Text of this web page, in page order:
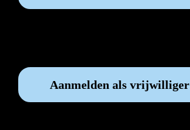
Aanmelden als vrijwilliger